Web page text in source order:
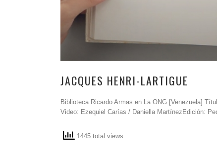
JACQUES HENRI-LARTIGUE
Biblioteca Ricardo Armas en La ONG [Venezuela]
Video: Ezequiel Carías / Daniella MartínezEdición:
1445 total views